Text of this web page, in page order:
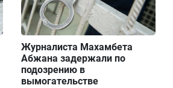
Журналиста Махамбета
Абжана задержали по
подозрению в
вымогательстве